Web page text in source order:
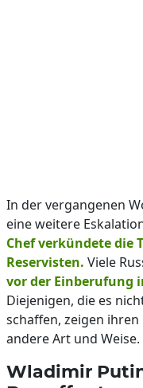
In der vergangenen
eine weitere
Chef verkündete die
Reservisten. Viele
vor der Einberufung
Diejenigen, die es
schaffen, zeigen
andere Art und Weise.
Wladimir